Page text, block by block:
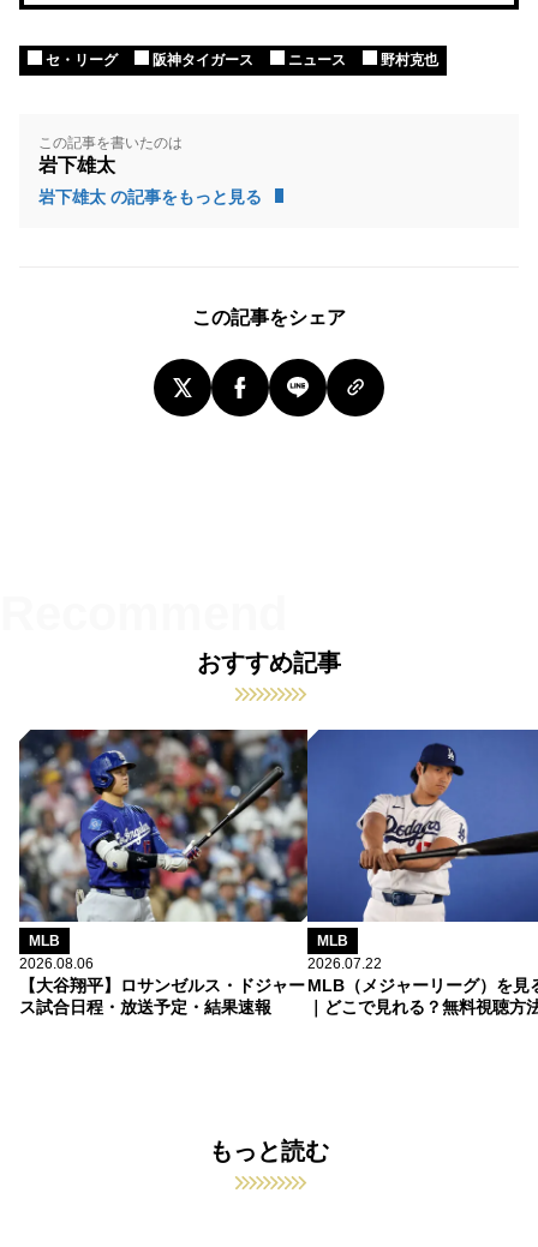
セ・リーグ 阪神タイガース ニュース 野村克也
この記事を書いたのは
岩下雄太
岩下雄太 の記事をもっと見る
この記事をシェア
おすすめ記事
MLB
2026.08.06
【大谷翔平】ロサンゼルス・ドジャー
ス試合日程・放送予定・結果速報
MLB
2026.07.22
MLB（メジャーリーグ）を見
｜どこで見れる？無料視聴方
もっと読む